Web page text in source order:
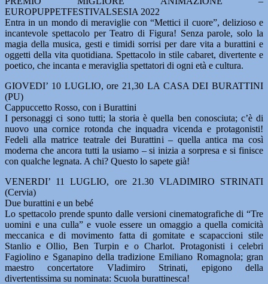
EUROPUPPETFESTIVALSESIA 2022
Entra in un mondo di meraviglie con “Mettici il cuore”, delizioso e
incantevole spettacolo per Teatro di Figura! Senza parole, solo la
magia della musica, gesti e timidi sorrisi per dare vita a burattini e
oggetti della vita quotidiana. Spettacolo in stile cabaret, divertente e
poetico, che incanta e meraviglia spettatori di ogni età e cultura.
GIOVEDI’ 10 LUGLIO, ore 21,30 LA CASA DEI BURATTINI
(PU)
Cappuccetto Rosso, con i Burattini
I personaggi ci sono tutti; la storia è quella ben conosciuta; c’è di
nuovo una cornice rotonda che inquadra vicenda e protagonisti!
Fedeli alla matrice teatrale dei Burattini – quella antica ma così
moderna che ancora tutti la usiamo – si inizia a sorpresa e si finisce
con qualche legnata. A chi? Questo lo sapete già!
VENERDI’ 11 LUGLIO, ore 21.30 VLADIMIRO STRINATI
(Cervia)
Due burattini e un bebé
Lo spettacolo prende spunto dalle versioni cinematografiche di “Tre
uomini e una culla” e vuole essere un omaggio a quella comicità
meccanica e di movimento fatta di gomitate e scapaccioni stile
Stanlio e Ollio, Ben Turpin e o Charlot. Protagonisti i celebri
Fagiolino e Sganapino della tradizione Emiliano Romagnola; gran
maestro concertatore Vladimiro Strinati, epigono della
divertentissima su nominata: Scuola burattinesca!